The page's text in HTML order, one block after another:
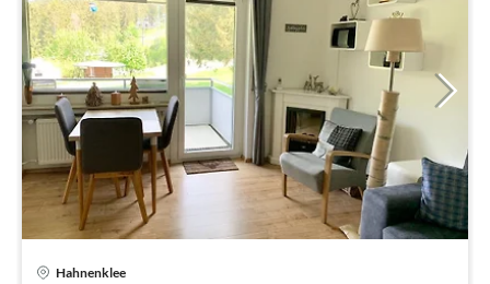
Hahnenklee